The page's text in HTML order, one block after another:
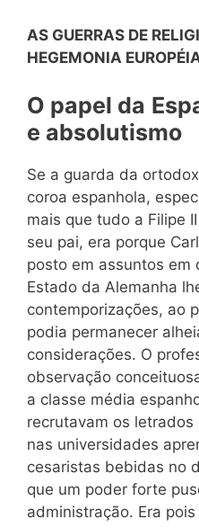
AS GUERRAS DE
HEGEMONIA
O papel da
e absolutismo
Se a guarda da
coroa espanhola,
mais que tudo a Filipe
seu pai, era porque
posto em assuntos em
Estado da Alemanha
contemporizações, ao
podia permanecer
considerações. O
observação
a classe média
recrutavam os
nas universidades
cesaristas bebidas no
que um poder forte
administração. Era